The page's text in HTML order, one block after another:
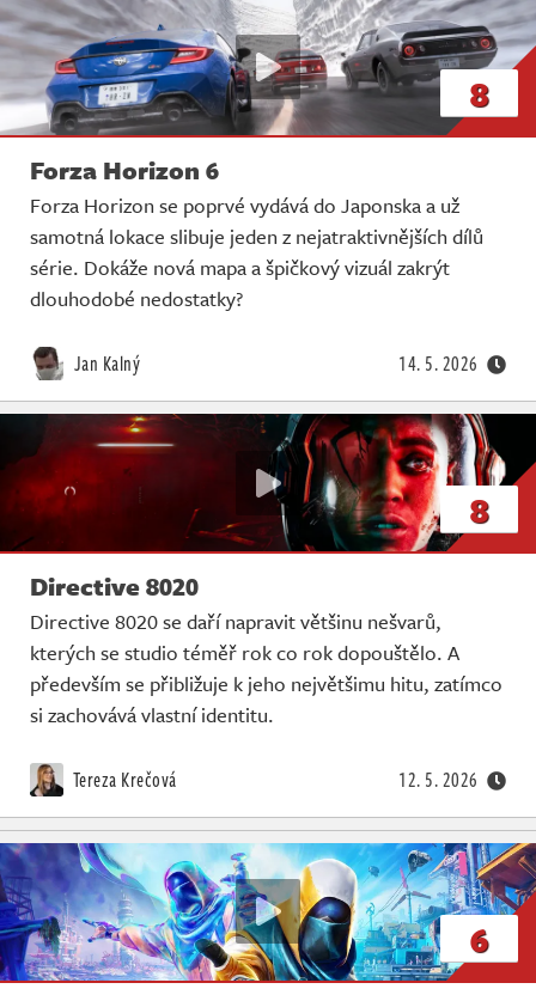
8
Forza Horizon 6
Forza Horizon se poprvé vydává do Japonska a už
samotná lokace slibuje jeden z nejatraktivnějších dílů
série. Dokáže nová mapa a špičkový vizuál zakrýt
dlouhodobé nedostatky?
Jan Kalný 14. 5. 2026
8
Directive 8020
Directive 8020 se daří napravit většinu nešvarů,
kterých se studio téměř rok co rok dopouštělo. A
především se přibližuje k jeho největšimu hitu, zatímco
si zachovává vlastní identitu.
Tereza Krečová 12. 5. 2026
6